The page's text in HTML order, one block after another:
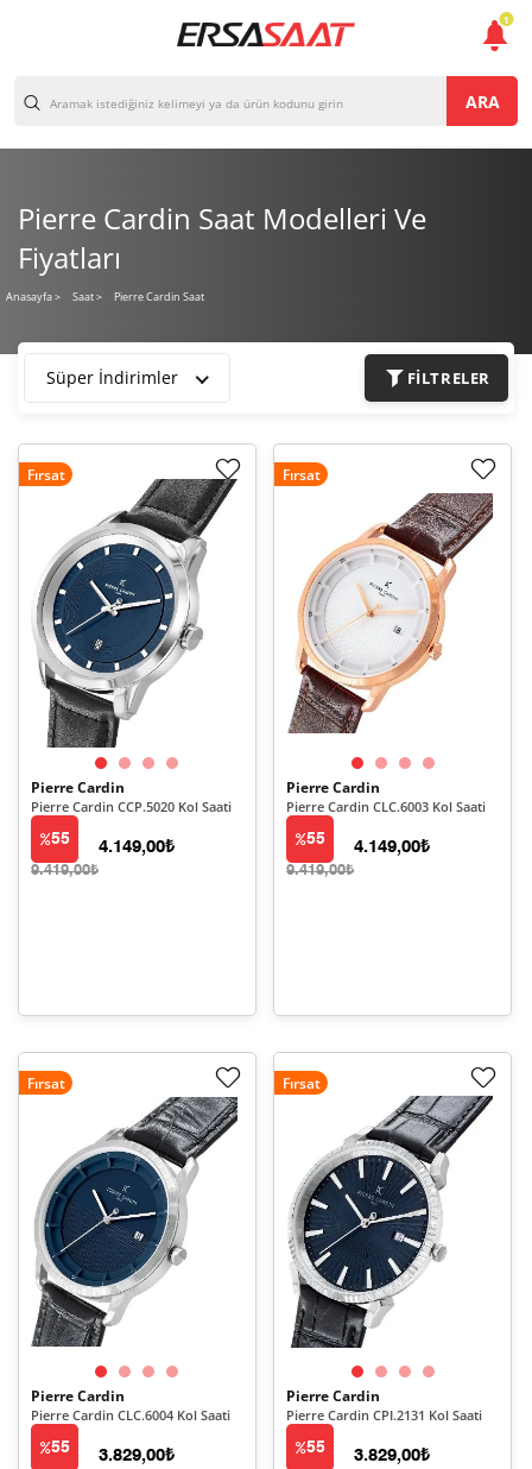
ARA
Pierre Cardin Saat Modelleri Ve
Fiyatları
Anasayfa> Saat > Pierre Cardin Saat
Süper İndirimler FILTRELER
Fırsat
Pierre Cardin
Pierre Cardin CCP.5020 Kol Saati
55
9.419,00₺
4.149,00₺
Fırsat
Pierre Cardin
Pierre Cardin CLC.6003 Kol Saati
55
9.419,00₺
4.149,00₺
Fırsat
Pierre Cardin
Pierre Cardin CLC.6004 Kol Saati
55 3.829,00₺
Fırsat
Pierre Cardin
Pierre Cardin CPI.2131 Kol Saati
55 3.829,00₺
1